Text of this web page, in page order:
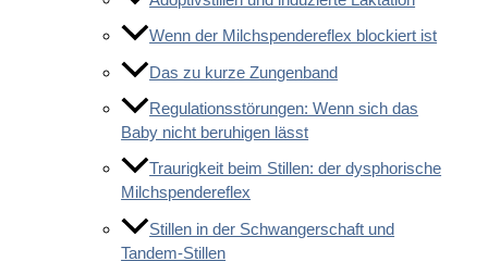
Wenn der Milchspendereflex blockiert ist
Das zu kurze Zungenband
Regulationsstörungen: Wenn sich das
Baby nicht beruhigen lässt
Traurigkeit beim Stillen: der dysphorische
Milchspendereflex
Stillen in der Schwangerschaft und
Tandem-Stillen